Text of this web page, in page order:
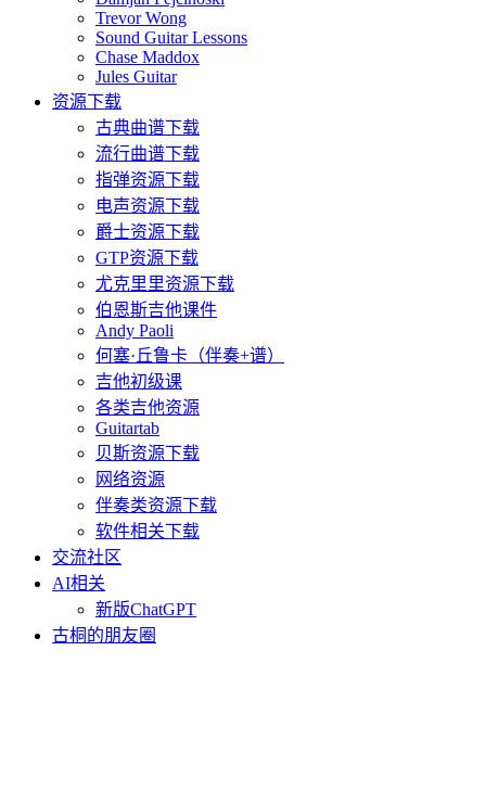
Trevor Wong
Sound Guitar Lessons
Chase Maddox
Jules Guitar
资源下载
古典曲谱下载
流行曲谱下载
指弹资源下载
电声资源下载
爵士资源下载
GTP资源下载
尤克里里资源下载
伯恩斯吉他课件
Andy Paoli
何塞·丘鲁卡（伴奏+谱）
吉他初级课
各类吉他资源
Guitartab
贝斯资源下载
网络资源
伴奏类资源下载
软件相关下载
交流社区
AI相关
新版ChatGPT
古桐的朋友圈